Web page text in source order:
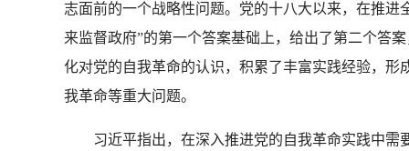
志面前的一个战略性问题。党的十八大以来，在推
来监督政府”的第一个答案基础上，给出了第二个答
化对党的自我革命的认识，积累了丰富实践经验，
我革命等重大问题。
习近平指出，在深入推进党的自我革命实践中需